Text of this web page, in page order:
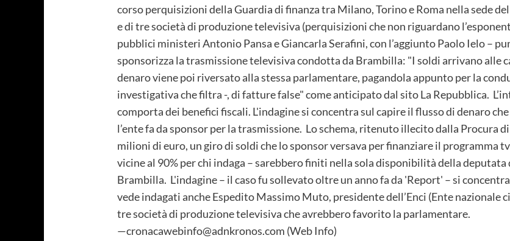
corso perquisizioni della Guardia di finanza tra Milano, Torino e Roma nella sede
e di tre società di produzione televisiva (perquisizioni che non riguardano
pubblici ministeri Antonio Pansa e Giancarla Serafini, con l’aggiunto Paolo Ielo –
sponsorizza la trasmissione televisiva condotta da Brambilla: "I soldi arrivano alle
denaro viene poi riversato alla stessa parlamentare, pagandola appunto per la
investigativa che filtra -, di fatture false" come anticipato dal sito La Repubblica.
comporta dei benefici fiscali. L'indagine si concentra sul capire il flusso di denaro
l’ente fa da sponsor per la trasmissione. Lo schema, ritenuto illecito dalla Procura
milioni di euro, un giro di soldi che lo sponsor versava per finanziare il programma
vicine al 90% per chi indaga – sarebbero finiti nella sola disponibilità della
Brambilla. L'indagine – il caso fu sollevato oltre un anno fa da 'Report' – si
vede indagati anche Espedito Massimo Muto, presidente dell’Enci (Ente
tre società di produzione televisiva che avrebbero favorito la parlamentare.
—cronacawebinfo@adnkronos.com (Web Info)